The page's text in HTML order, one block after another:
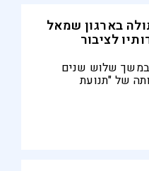
בארגון שמאל
לציבור
במשך שלוש שנים
של "תנועת
מוצגת בסדרה